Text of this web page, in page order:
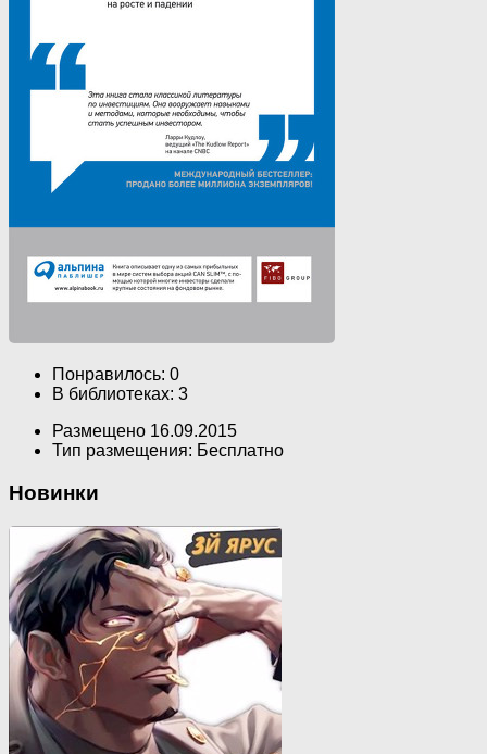
Понравилось: 0
В библиотеках: 3
Размещено 16.09.2015
Тип размещения: Бесплатно
Новинки